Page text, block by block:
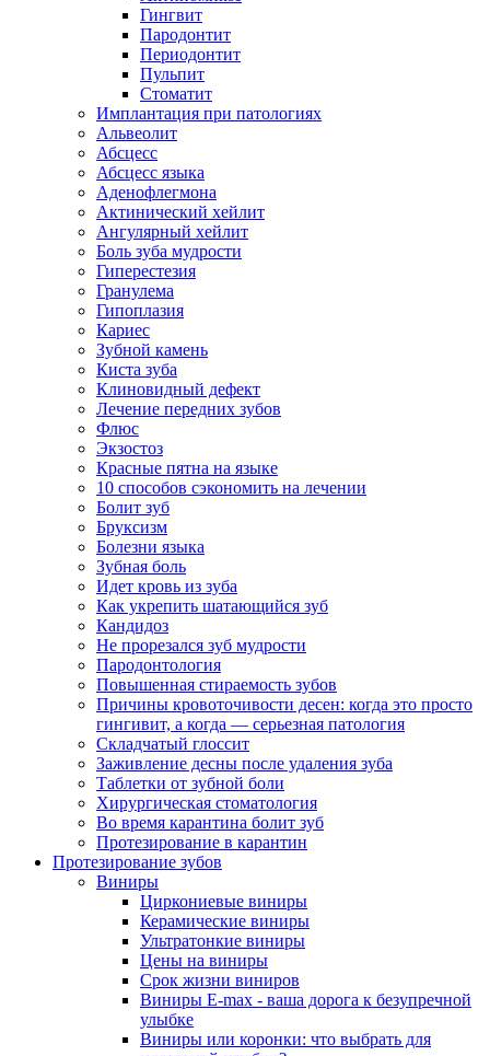
Гингвит
Пародонтит
Периодонтит
Пульпит
Стоматит
Имплантация при патологиях
Альвеолит
Абсцесс
Абсцесс языка
Аденофлегмона
Актинический хейлит
Ангулярный хейлит
Боль зуба мудрости
Гиперестезия
Гранулема
Гипоплазия
Кариес
Зубной камень
Киста зуба
Клиновидный дефект
Лечение передних зубов
Флюс
Экзостоз
Красные пятна на языке
10 способов сэкономить на лечении
Болит зуб
Бруксизм
Болезни языка
Зубная боль
Идет кровь из зуба
Как укрепить шатающийся зуб
Кандидоз
Не прорезался зуб мудрости
Пародонтология
Повышенная стираемость зубов
Причины кровоточивости десен: когда это просто
гингивит, а когда — серьезная патология
Складчатый глоссит
Заживление десны после удаления зуба
Таблетки от зубной боли
Хирургическая стоматология
Во время карантина болит зуб
Протезирование в карантин
Протезирование зубов
Виниры
Циркониевые виниры
Керамические виниры
Ультратонкие виниры
Цены на виниры
Срок жизни виниров
Виниры E-max - ваша дорога к безупречной
улыбке
Виниры или коронки: что выбрать для